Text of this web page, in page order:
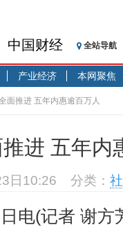
中国财经 全站导航
产业经济 本网聚焦
面推进 五年内惠逾百万人
进 五年内
日10:26 分类：
电(记者 谢方